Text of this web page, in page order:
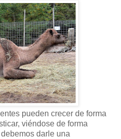
pueden crecer de forma
viéndose de forma
darle una